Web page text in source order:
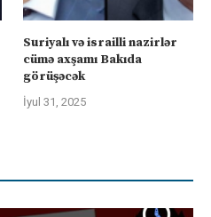
Suriyalı və israilli nazirlər
cümə axşamı Bakıda
görüşəcək
İyul 31, 2025